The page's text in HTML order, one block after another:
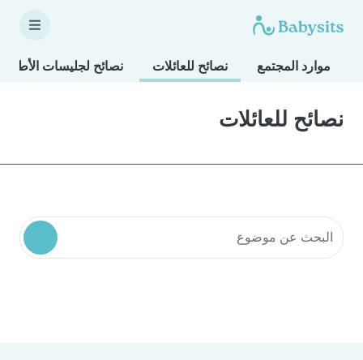
موارد المجتمع نصائح للعائلات نصائح لجليسات
نصائح للعائلات
البحث في موارد المجتمع